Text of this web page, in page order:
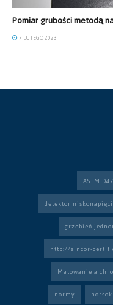
Pomiar grubości metodą
7 LUTEGO 2023
ASTM
detektor
grzebień
http://sincor-
Malowanie a
normy
norsok